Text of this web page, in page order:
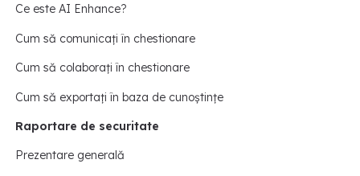
Ce este AI Enhance?
Cum să comunicați în chestionare
Cum să colaborați în chestionare
Cum să exportați în baza de cunoștințe
Raportare de securitate
Prezentare generală